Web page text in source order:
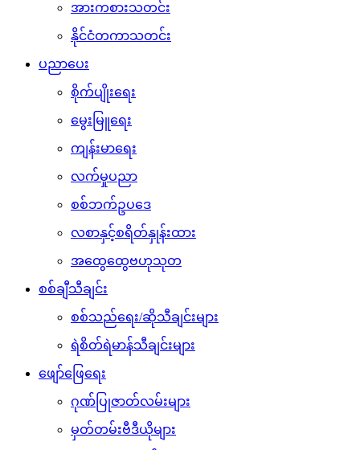
အားကစားသတင်း
နိုင်ငံတကာသတင်း
ပညာပေး
စိုက်ပျိုးရေး
မွေးမြူရေး
ကျန်းမာရေး
လက်မှုပညာ
စစ်ဘက်ဥပဒေ
လစာနှင့်စရိတ်နှုန်းထား
အထွေထွေဗဟုသုတ
စစ်ချီသီချင်း
စစ်သည်ရေး/ဆိုသီချင်းများ
ရဲစိတ်ရဲမာန်သီချင်းများ
ဖျော်ဖြေရေး
ဂုဏ်ပြုဇာတ်လမ်းများ
မှတ်တမ်းဗီဒီယိုများ